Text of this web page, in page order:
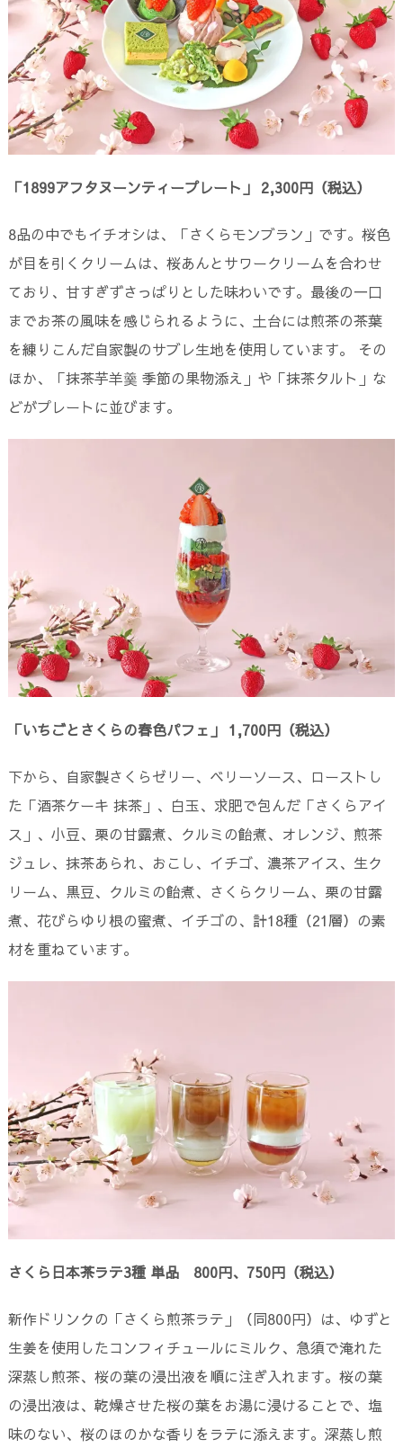
「1899アフタヌーンティープレート」 2,300円（税込）
8品の中でもイチオシは、「さくらモンブラン」です。桜色
が目を引くクリームは、桜あんとサワークリームを合わせ
ており、甘すぎずさっぱりとした味わいです。最後の一口
までお茶の風味を感じられるように、土台には煎茶の茶葉
を練りこんだ自家製のサブレ生地を使用しています。 その
ほか、「抹茶芋羊羹 季節の果物添え」や「抹茶タルト」な
どがプレートに並びます。
「いちごとさくらの春色パフェ」 1,700円（税込）
下から、自家製さくらゼリー、ベリーソース、ローストし
た「酒茶ケーキ 抹茶」、白玉、求肥で包んだ「さくらアイ
ス」、小豆、栗の甘露煮、クルミの飴煮、オレンジ、煎茶
ジュレ、抹茶あられ、おこし、イチゴ、濃茶アイス、生ク
リーム、黒豆、クルミの飴煮、さくらクリーム、栗の甘露
煮、花びらゆり根の蜜煮、イチゴの、計18種（21層）の素
材を重ねています。
さくら日本茶ラテ3種 単品 800円、750円（税込）
新作ドリンクの「さくら煎茶ラテ」（同800円）は、ゆずと
生姜を使用したコンフィチュールにミルク、急須で淹れた
深蒸し煎茶、桜の葉の浸出液を順に注ぎ入れます。桜の葉
の浸出液は、乾燥させた桜の葉をお湯に浸けることで、塩
味のない、桜のほのかな香りをラテに添えます。深蒸し煎